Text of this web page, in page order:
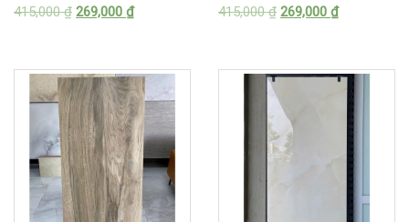
415,000₫ 269,000 ₫ 415,000₫ 269,000 ₫